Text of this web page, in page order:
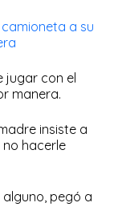
camioneta a su
jugar con el
manera.
insiste a
no hacerle
pegó a